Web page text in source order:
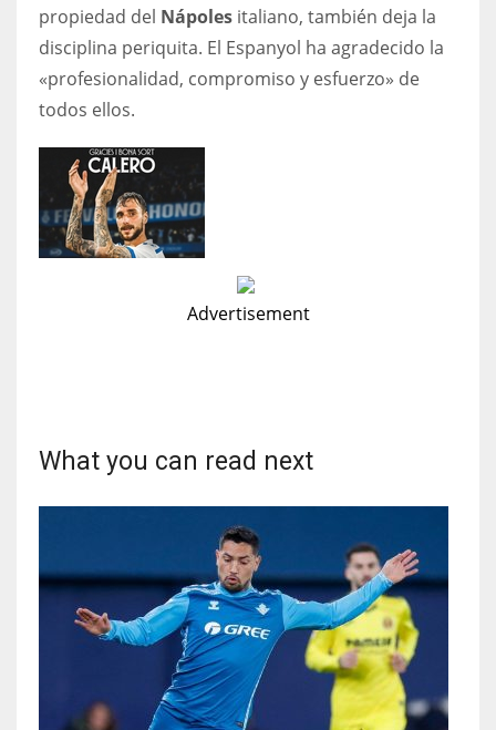
propiedad del Nápoles italiano, también deja la
disciplina periquita. El Espanyol ha agradecido la
«profesionalidad, compromiso y esfuerzo» de
todos ellos.
Advertisement
What you can read next